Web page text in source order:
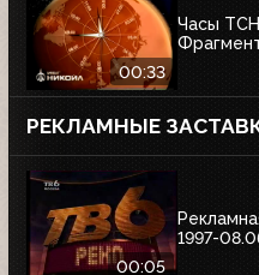
00:33
Часы ТСН
РЕКЛАМНЫЕ
00:05
1997-